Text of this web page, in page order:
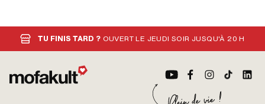
TU FINIS TARD ? OUVERT LE JEUDI SOIR JUSQU'À 20 H